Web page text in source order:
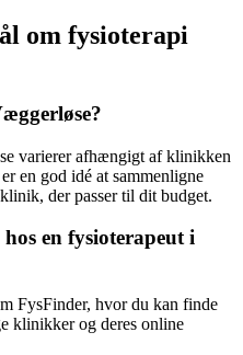
om fysioterapi
varierer afhængigt af klinikken
en god idé at sammenligne
der passer til dit budget.
en fysioterapeut i
FysFinder, hvor du kan finde
klinikker og deres online